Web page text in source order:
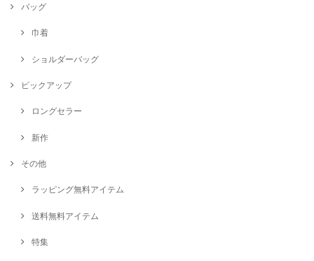
バッグ
巾着
ショルダーバッグ
ピックアップ
ロングセラー
新作
その他
ラッピング無料アイテム
送料無料アイテム
特集